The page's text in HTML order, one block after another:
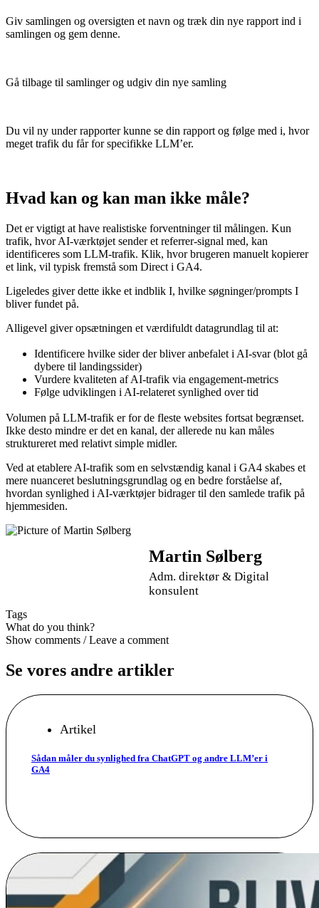
Giv samlingen og oversigten et navn og træk din nye rapport ind i
samlingen og gem denne.
Gå tilbage til samlinger og udgiv din nye samling
Du vil ny under rapporter kunne se din rapport og følge med i, hvor
meget trafik du får for specifikke LLM’er.
Hvad kan og kan man ikke måle?
Det er vigtigt at have realistiske forventninger til målingen. Kun
trafik, hvor AI-værktøjet sender et referrer-signal med, kan
identificeres som LLM-trafik. Klik, hvor brugeren manuelt kopierer
et link, vil typisk fremstå som Direct i GA4.
Ligeledes giver dette ikke et indblik I, hvilke søgninger/prompts I
bliver fundet på.
Alligevel giver opsætningen et værdifuldt datagrundlag til at:
Identificere hvilke sider der bliver anbefalet i AI-svar (blot gå
dybere til landingssider)
Vurdere kvaliteten af AI-trafik via engagement-metrics
Følge udviklingen i AI-relateret synlighed over tid
Volumen på LLM-trafik er for de fleste websites fortsat begrænset.
Ikke desto mindre er det en kanal, der allerede nu kan måles
struktureret med relativt simple midler.
Ved at etablere AI-trafik som en selvstændig kanal i GA4 skabes et
mere nuanceret beslutningsgrundlag og en bedre forståelse af,
hvordan synlighed i AI-værktøjer bidrager til den samlede trafik på
hjemmesiden.
Martin Sølberg
Adm. direktør & Digital
konsulent
Tags
What do you think?
Show comments / Leave a comment
Se vores andre artikler
Artikel
Sådan måler du synlighed fra ChatGPT og andre LLM’er i
GA4